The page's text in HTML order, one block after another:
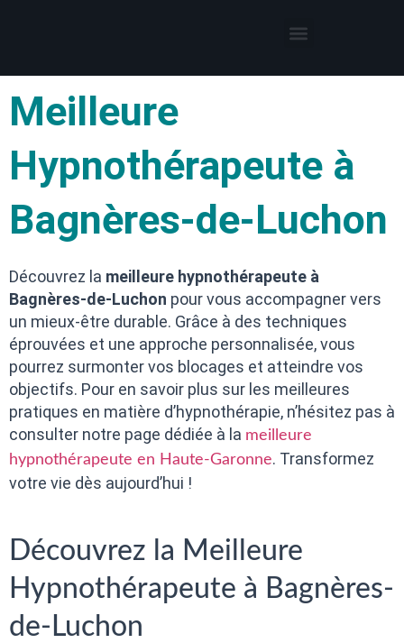
Meilleure
Hypnothérapeute à
Bagnères-de-Luchon
Découvrez la meilleure hypnothérapeute à
Bagnères-de-Luchon pour vous accompagner vers
un mieux-être durable. Grâce à des techniques
éprouvées et une approche personnalisée, vous
pourrez surmonter vos blocages et atteindre vos
objectifs. Pour en savoir plus sur les meilleures
pratiques en matière d’hypnothérapie, n’hésitez pas à
consulter notre page dédiée à la meilleure
hypnothérapeute en Haute-Garonne. Transformez
votre vie dès aujourd’hui !
Découvrez la Meilleure
Hypnothérapeute à Bagnères-
de-Luchon